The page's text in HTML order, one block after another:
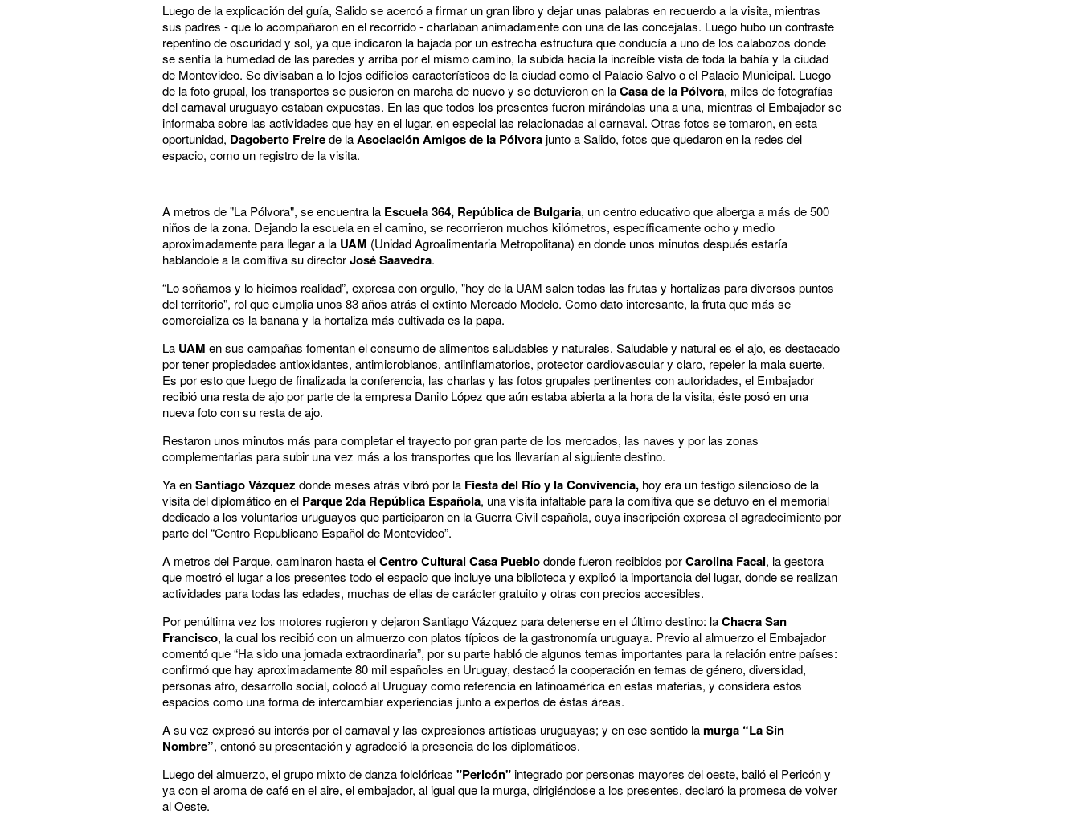
Luego de la explicación del guía, Salido se acercó a firmar un gran libro y dejar unas palabras en recuerdo a la visita, mientras
sus padres - que lo acompañaron en el recorrido - charlaban animadamente con una de las concejalas. Luego hubo un contraste
repentino de oscuridad y sol, ya que indicaron la bajada por un estrecha estructura que conducía a uno de los calabozos donde
se sentía la humedad de las paredes y arriba por el mismo camino, la subida hacia la increíble vista de toda la bahía y la ciudad
de Montevideo. Se divisaban a lo lejos edificios característicos de la ciudad como el Palacio Salvo o el Palacio Municipal. Luego
de la foto grupal, los transportes se pusieron en marcha de nuevo y se detuvieron en laCasa de la Pólvora, miles de fotografías
del carnaval uruguayo estaban expuestas. En las que todos los presentes fueron mirándolas una a una, mientras el Embajador se
informaba sobre las actividades que hay en el lugar, en especial las relacionadas al carnaval. Otras fotos se tomaron, en esta
oportunidad, Dagoberto Freirede laAsociación Amigos de la Pólvorajunto a Salido, fotos que quedaron en la redes del
espacio, como un registro de la visita.
A metros de "La Pólvora", se encuentra la Escuela 364, República de Bulgaria, un centro educativo que alberga a más de 500
niños de la zona. Dejando la escuela en el camino, se recorrieron muchos kilómetros, específicamente ocho y medio
aproximadamente para llegar a la UAM (Unidad Agroalimentaria Metropolitana) en donde unos minutos después estaría
hablandole a la comitiva su directorJosé Saavedra.
“Lo soñamos y lo hicimos realidad”, expresa con orgullo, "hoy de la UAM salen todas las frutas y hortalizas para diversos puntos
del territorio", rol que cumplia unos 83 años atrás el extinto Mercado Modelo. Como dato interesante, la fruta que más se
comercializa es la banana y la hortaliza más cultivada es la papa.
La UAM en sus campañas fomentan el consumo de alimentos saludables y naturales. Saludable y natural es el ajo, es destacado
por tener propiedades antioxidantes, antimicrobianos, antiinflamatorios, protector cardiovascular y claro, repeler la mala suerte.
Es por esto que luego de finalizada la conferencia, las charlas y las fotos grupales pertinentes con autoridades, el Embajador
recibió una resta de ajo por parte de la empresa Danilo López que aún estaba abierta a la hora de la visita, éste posó en una
nueva foto con su resta de ajo.
Restaron unos minutos más para completar el trayecto por gran parte de los mercados, las naves y por las zonas
complementarias para subir una vez más a los transportes que los llevarían al siguiente destino.
Ya enSantiago Vázquez donde meses atrás vibró por la Fiesta del Río y la Convivencia, hoy era un testigo silencioso de la
visita del diplomático en el Parque 2da República Española, una visita infaltable para la comitiva que se detuvo en el memorial
dedicado a los voluntarios uruguayos que participaron en la Guerra Civil española, cuya inscripción expresa el agradecimiento por
parte del “Centro Republicano Español de Montevideo”.
A metros del Parque, caminaron hasta elCentro Cultural Casa Pueblodonde fueron recibidos porCarolina Facal, la gestora
que mostró el lugar a los presentes todo el espacio que incluye una biblioteca y explicó la importancia del lugar, donde se realizan
actividades para todas las edades, muchas de ellas de carácter gratuito y otras con precios accesibles.
Por penúltima vez los motores rugieron y dejaron Santiago Vázquez para detenerse en el último destino: laChacra San
Francisco, la cual los recibió con un almuerzo con platos típicos de la gastronomía uruguaya. Previo al almuerzo el Embajador
comentó que “Ha sido una jornada extraordinaria”, por su parte habló de algunos temas importantes para la relación entre países:
confirmó que hay aproximadamente 80 mil españoles en Uruguay, destacó la cooperación en temas de género, diversidad,
personas afro, desarrollo social, colocó al Uruguay como referencia en latinoamérica en estas materias, y considera estos
espacios como una forma de intercambiar experiencias junto a expertos de éstas áreas.
A su vez expresó su interés por el carnaval y las expresiones artísticas uruguayas; y en ese sentido lamurga “La Sin
Nombre”, entonó su presentación y agradeció la presencia de los diplomáticos.
Luego del almuerzo, el grupo mixto de danza folclóricas "Pericón"integrado por personas mayores del oeste, bailó el Pericón y
ya con el aroma de café en el aire, el embajador, al igual que la murga, dirigiéndose a los presentes, declaró la promesa de volver
al Oeste.